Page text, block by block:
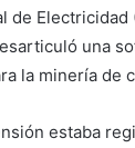
de Electricidad
una
la minería de
estaba